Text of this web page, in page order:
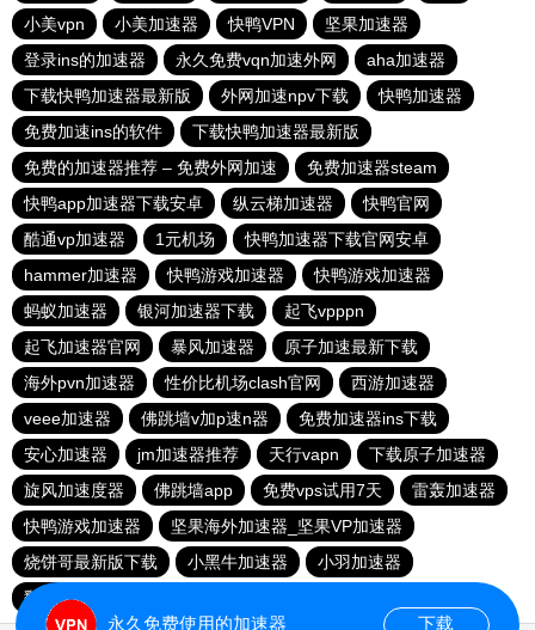
小美vpn
小美加速器 快鸭VPN
坚果加速器
登录ins的加速器
永久免费vqn加速外网
aha加速器
下载快鸭加速器最新版
外网加速npv下载
快鸭加速器
免费加速ins的软件
下载快鸭加速器最新版
免费的加速器推荐 – 免费外网加速
免费加速器steam
快鸭app加速器下载安卓
纵云梯加速器
快鸭官网
酷通vp加速器
1元机场
快鸭加速器下载官网安卓
hammer加速器
快鸭游戏加速器
快鸭游戏加速器
蚂蚁加速器
银河加速器下载
起飞vpppn
起飞加速器官网
暴风加速器
原子加速最新下载
海外pvn加速器
性价比机场clash官网
西游加速器
veee加速器
佛跳墙v加p速n器
免费加速器ins下载
安心加速器
jm加速器推荐 天行vapn
下载原子加速器
旋风加速度器
佛跳墙app 免费vps试用7天
雷轰加速器
快鸭游戏加速器
坚果海外加速器_坚果VP加速器
烧饼哥最新版下载
小黑牛加速器
小羽加速器
翻外墙软件免费
永久免费使用的加速器 下载